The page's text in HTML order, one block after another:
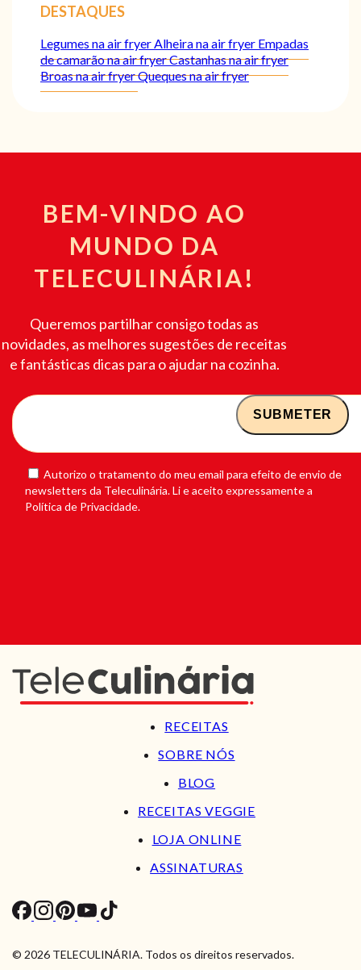
DESTAQUES
Legumes na air fryerAlheira na air fryer Empadas
de camarão na air fryerCastanhas na air fryer
Broas na air fryerQueques na air fryer
BEM-VINDO AO
MUNDO DA
TELECULINÁRIA!
Queremos partilhar consigo todas as
novidades, as melhores sugestões de receitas
e fantásticas dicas para o ajudar na cozinha.
Autorizo o tratamento do meu email para efeito de envio de
newsletters da Teleculinária. Li e aceito expressamente a
Política de Privacidade.
RECEITAS
SOBRE NÓS
BLOG
RECEITAS VEGGIE
LOJA ONLINE
ASSINATURAS
© 2026 TELECULINÁRIA. Todos os direitos reservados.